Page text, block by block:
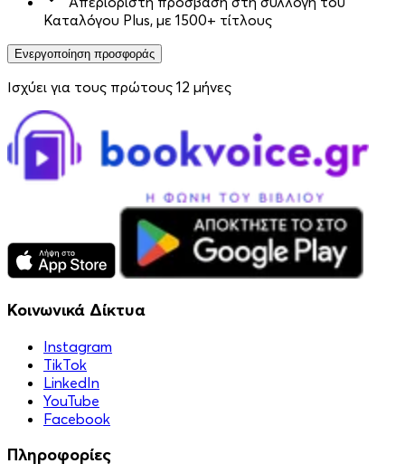
Καταλόγου Plus, με 1500+ τίτλους
Ενεργοποίηση προσφοράς
Ισχύει για τους πρώτους 12 μήνες
Κοινωνικά Δίκτυα
Instagram
TikTok
LinkedIn
YouTube
Facebook
Πληροφορίες